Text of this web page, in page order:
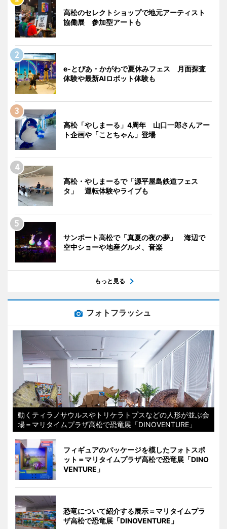
高松のセレクトショップで地元アーティスト
協働展 参加型アートも
e-とぴあ・かがわで夏休みフェス 月面探査
体験や最新AIロボット体験も
高松「やしまーる」4周年 山口一郎さんアー
ト企画や「ことちゃん」登場
高松・やしまーるで「源平屋島鉄道フェス
タ」 運転体験やライブも
サンポート高松で「真夏の夜の夢」 海辺で
空中ショーや地産グルメ、音楽
もっと見る
フォトフラッシュ
動くティラノサウルスやトリケラトプスなどの人形が並ぶ会
場＝マリタイムプラザ高松で恐竜展「DINOVENTURE」
フィギュアのパッケージを模したフォトスポ
ット＝マリタイムプラザ高松で恐竜展「DINO
VENTURE」
恐竜について紹介する展示＝マリタイムプラ
ザ高松で恐竜展「DINOVENTURE」